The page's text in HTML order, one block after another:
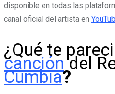
disponible en todas las
canal oficial del artista en
¿Qué te
cancióndel
Cumbia?